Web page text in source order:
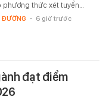
phương thức xét tuyển…
ĐƯỜNG - 6 giờ trước
đạt điểm